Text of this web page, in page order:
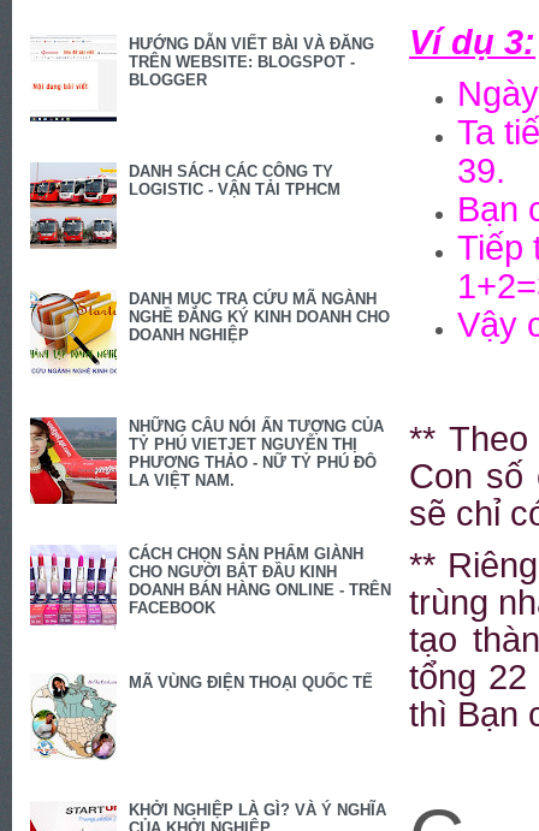
HƯỚNG DẪN VIẾT BÀI VÀ ĐĂNG
TRÊN WEBSITE: BLOGSPOT -
BLOGGER
DANH SÁCH CÁC CÔNG TY
LOGISTIC - VẬN TẢI TPHCM
DANH MỤC TRA CỨU MÃ NGÀNH
NGHỀ ĐĂNG KÝ KINH DOANH CHO
DOANH NGHIỆP
NHỮNG CÂU NÓI ẤN TƯỢNG CỦA
TỶ PHÚ VIETJET NGUYỄN THỊ
PHƯƠNG THẢO - NỮ TỶ PHÚ ĐÔ
LA VIỆT NAM.
CÁCH CHỌN SẢN PHẨM GIÀNH
CHO NGƯỜI BẮT ĐẦU KINH
DOANH BÁN HÀNG ONLINE - TRÊN
FACEBOOK
MÃ VÙNG ĐIỆN THOẠI QUỐC TẾ
KHỞI NGHIỆP LÀ GÌ? VÀ Ý NGHĨA
Ví dụ 3:
Ta
39.
Bạn
Tiếp
Vậy
**
Con số
sẽ chỉ
**
trùng
tạo
tổng
thì Bạn